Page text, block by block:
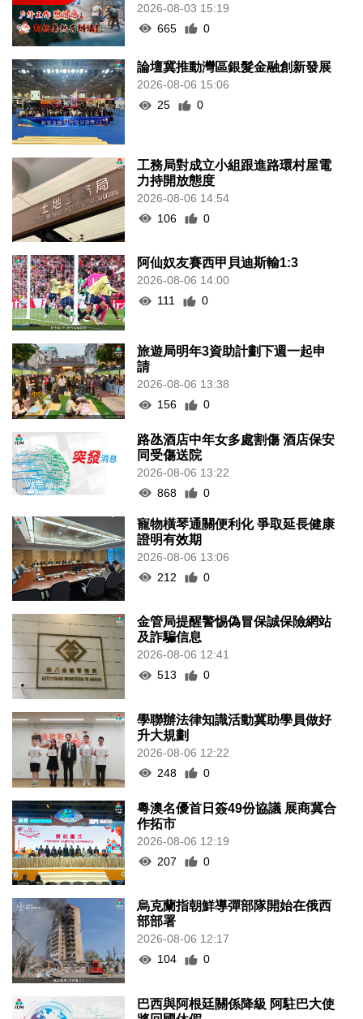
2026-08-03 15:19
665
0
論壇冀推動灣區銀髮金融創新發展
2026-08-06 15:06
25
0
工務局對成立小組跟進路環村屋電
力持開放態度
2026-08-06 14:54
106
0
阿仙奴友賽西甲貝迪斯輸1:3
2026-08-06 14:00
111
0
旅遊局明年3資助計劃下週一起申
請
2026-08-06 13:38
156
0
路氹酒店中年女多處割傷 酒店保安
同受傷送院
2026-08-06 13:22
868
0
寵物橫琴通關便利化 爭取延長健康
證明有效期
2026-08-06 13:06
212
0
金管局提醒警惕偽冒保誠保險網站
及詐騙信息
2026-08-06 12:41
513
0
學聯辦法律知識活動冀助學員做好
升大規劃
2026-08-06 12:22
248
0
粵澳名優首日簽49份協議 展商冀合
作拓市
2026-08-06 12:19
207
0
烏克蘭指朝鮮導彈部隊開始在俄西
部部署
2026-08-06 12:17
104
0
巴西與阿根廷關係降級 阿駐巴大使